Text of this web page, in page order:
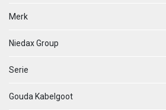
Merk
Niedax Group
Serie
Gouda Kabelgoot